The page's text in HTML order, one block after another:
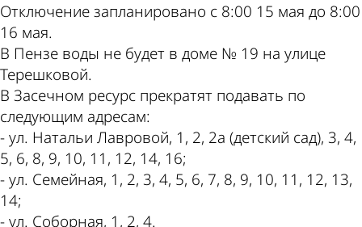
Отключение запланировано с 8:00 15 мая до 8:00
16 мая.
В Пензе воды не будет в доме № 19 на улице
Терешковой.
В Засечном ресурс прекратят подавать по
следующим адресам:
- ул. Натальи Лавровой, 1, 2, 2а (детский сад), 3, 4,
5, 6, 8, 9, 10, 11, 12, 14, 16;
- ул. Семейная, 1, 2, 3, 4, 5, 6, 7, 8, 9, 10, 11, 12, 13,
14;
- ул. Соборная, 1, 2, 4.